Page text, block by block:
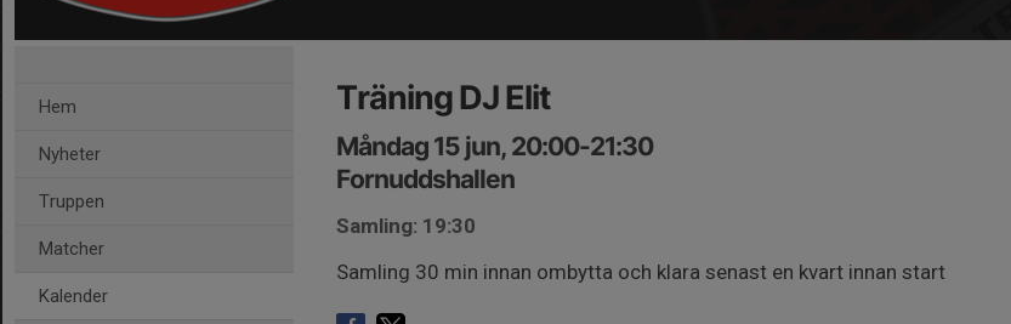
Hem
Nyheter
Truppen
Matcher
Kalender
Träning DJ Elit
Måndag 15 jun, 20:00-21:30
Fornuddshallen
Samling: 19:30
Samling 30 min innan ombytta och klara senast en kvart innan start